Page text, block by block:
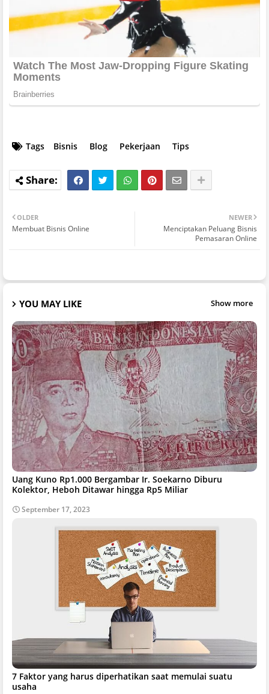
Tags Bisnis Blog Pekerjaan Tips
NEWER
Menciptakan Peluang Bisnis
Pemasaran Online
OLDER
Membuat Bisnis Online
YOU MAY LIKE Show more
Uang Kuno Rp1.000 Bergambar Ir. Soekarno Diburu
Kolektor, Heboh Ditawar hingga Rp5 Miliar
September 17, 2023
7 Faktor yang harus diperhatikan saat memulai suatu
usaha